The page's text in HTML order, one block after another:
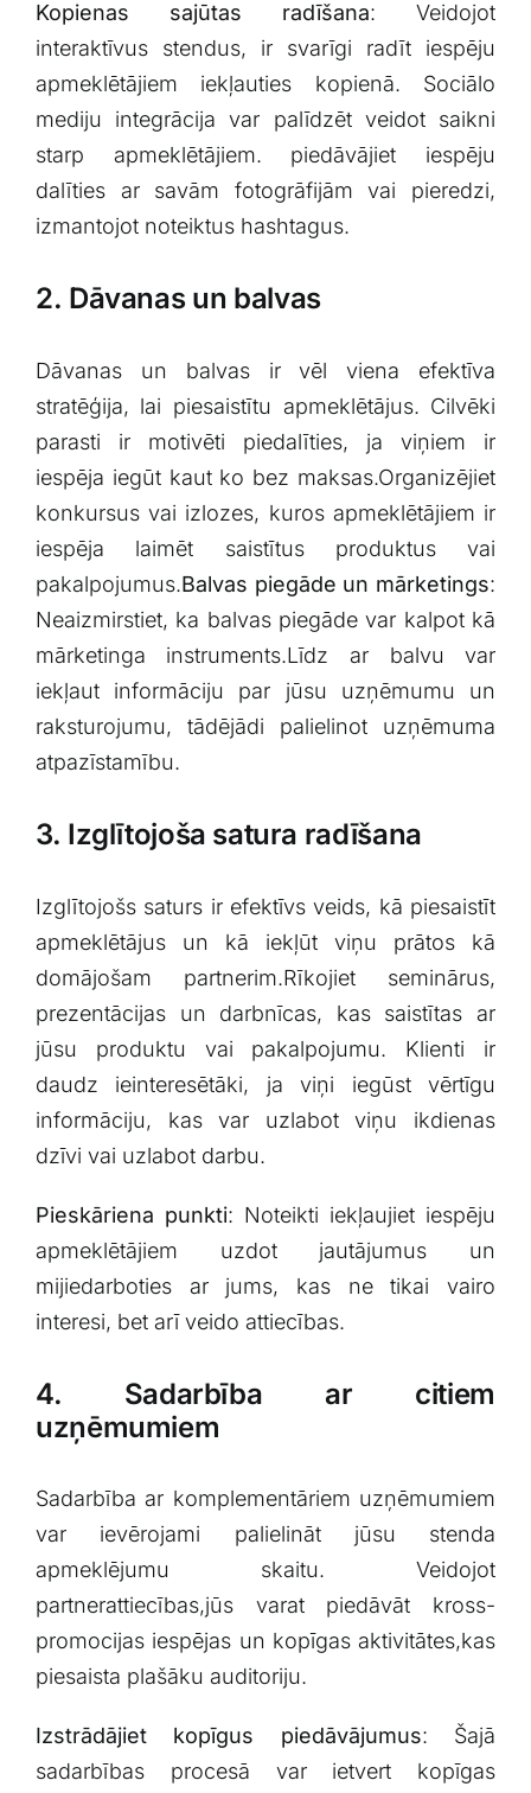
Kopienas sajūtas radīšana: ‌Veidojot
‍interaktīvus stendus, ⁤ir svarīgi radīt iespēju
apmeklētājiem iekļauties kopienā. ​Sociālo
mediju ‌integrācija var palīdzēt veidot saikni
starp apmeklētājiem. piedāvājiet ⁣iespēju
dalīties ar savām fotogrāfijām vai pieredzi,
izmantojot noteiktus hashtagus.
2. Dāvanas un ‌balvas
Dāvanas un balvas ir vēl viena⁣ efektīva
stratēģija, ​lai piesaistītu apmeklētājus. Cilvēki
parasti ir motivēti piedalīties, ja viņiem ir
iespēja iegūt kaut⁣ ko bez maksas.Organizējiet
konkursus vai izlozes, kuros apmeklētājiem ir
iespēja laimēt saistītus produktus vai
pakalpojumus.Balvas piegāde un mārketings:
Neaizmirstiet, ka ⁣balvas piegāde var kalpot kā
‍mārketinga instruments.Līdz ar balvu var
iekļaut informāciju par jūsu uzņēmumu‍ un
raksturojumu, ‍tādējādi palielinot⁤ uzņēmuma
atpazīstamību.
3. Izglītojoša⁣ satura radīšana
Izglītojošs saturs ir efektīvs veids, kā piesaistīt
apmeklētājus un kā iekļūt viņu ⁣prātos kā‍
domājošam partnerim.Rīkojiet seminārus,
prezentācijas un darbnīcas, kas ‍saistītas ar
jūsu produktu vai pakalpojumu. Klienti ir
daudz ieinteresētāki, ja⁣ viņi iegūst vērtīgu
informāciju, kas​ var uzlabot viņu ikdienas
dzīvi vai⁤ uzlabot darbu.
Pieskāriena punkti: ​Noteikti iekļaujiet iespēju
apmeklētājiem uzdot jautājumus un
mijiedarboties ar jums, kas ne tikai vairo
interesi, bet arī veido attiecības.
4.⁤ Sadarbība ar citiem
uzņēmumiem
Sadarbība ar⁣ komplementāriem uzņēmumiem
var ievērojami palielināt jūsu stenda
apmeklējumu skaitu. Veidojot
partnerattiecības,jūs ​varat piedāvāt kross-
promocijas iespējas un kopīgas aktivitātes,kas
piesaista plašāku auditoriju.
Izstrādājiet kopīgus piedāvājumus: Šajā
sadarbības procesā var ietvert kopīgas